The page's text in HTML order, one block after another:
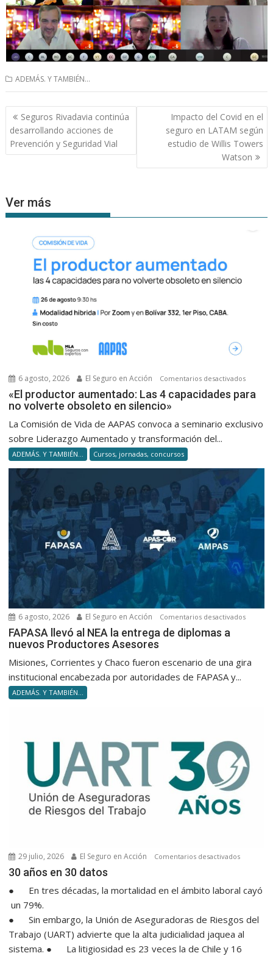
ADEMÁS. Y TAMBIÉN...
Navegación
de
entradas
Seguros Rivadavia continúa
desarrollando acciones de
Prevención y Seguridad Vial
Impacto del Covid en el
seguro en LATAM según
estudio de Willis Towers
Watson
Ver más
6 agosto, 2026 El Seguro en Acción Comentarios desactivadosen
«El
para
no
volverte
en
«El productor aumentado: Las 4 capacidades para
no volverte obsoleto en silencio»
La Comisión de Vida de AAPAS convoca a seminario exclusivo
sobre Liderazgo Aumentado y transformación del...
ADEMÁS. Y TAMBIÉN... Cursos, jornadas, concursos
6 agosto, 2026 El Seguro en Acción Comentarios desactivadosen
nuevos
FAPASA llevó al NEA la entrega de diplomas a
nuevos Productores Asesores
Misiones, Corrientes y Chaco fueron escenario de una gira
institucional encabezada por autoridades de FAPASA y...
ADEMÁS. Y TAMBIÉN...
29 julio, 2026 El Seguro en Acción Comentarios desactivadosen
30 años en 30 datos
● En tres décadas, la mortalidad en el ámbito laboral cayó
un 79%.
● Sin embargo, la Unión de Aseguradoras de Riesgos del
Trabajo (UART) advierte que la alta judicialidad jaquea al
sistema. ● La litigiosidad es 23 veces la de Chile y 16